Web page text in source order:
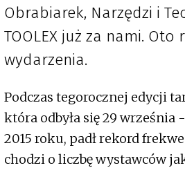
Obrabiarek, Narzędzi i
TOOLEX już za nami. Oto
wydarzenia.
Podczas tegorocznej edycji
która odbyła się 29 września
2015 roku, padł rekord
chodzi o liczbę wystawców